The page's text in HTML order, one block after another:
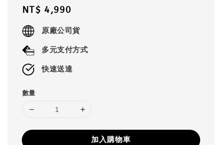
Regular
price
NT$ 4,990
原廠公司貨
多元支付方式
快速送達
數量
加入購物車